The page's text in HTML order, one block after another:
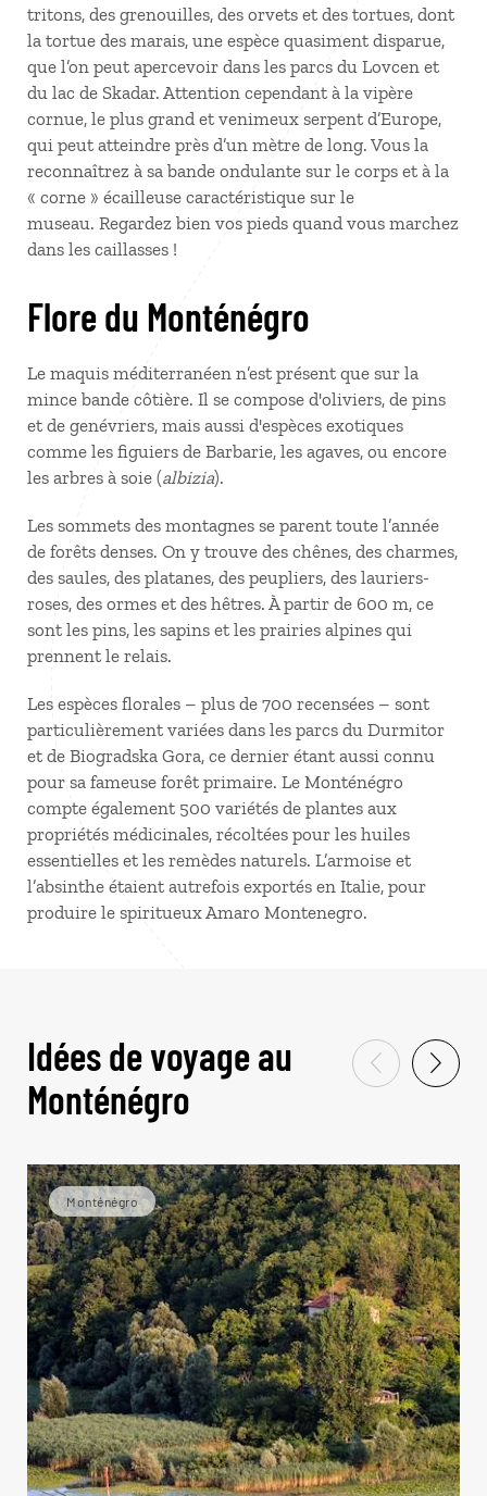
tritons, des grenouilles, des orvets et des tortues, dont
la tortue des marais, une espèce quasiment disparue,
que l’on peut apercevoir dans les parcs du Lovcen et
du lac de Skadar. Attention cependant à la vipère
cornue, le plus grand et venimeux serpent d’Europe,
qui peut atteindre près d’un mètre de long. Vous la
reconnaîtrez à sa bande ondulante sur le corps et à la
« corne » écailleuse caractéristique sur le
museau. Regardez bien vos pieds quand vous marchez
dans les caillasses !
Flore du Monténégro
Le maquis méditerranéen n’est présent que sur la
mince bande côtière. Il se compose d'oliviers, de pins
et de genévriers, mais aussi d'espèces exotiques
comme les figuiers de Barbarie, les agaves, ou encore
les arbres à soie (albizia).
Les sommets des montagnes se parent toute l’année
de forêts denses. On y trouve des chênes, des charmes,
des saules, des platanes, des peupliers, des lauriers-
roses, des ormes et des hêtres. À partir de 600 m, ce
sont les pins, les sapins et les prairies alpines qui
prennent le relais.
Les espèces florales – plus de 700 recensées – sont
particulièrement variées dans les parcs du Durmitor
et de Biogradska Gora, ce dernier étant aussi connu
pour sa fameuse forêt primaire. Le Monténégro
compte également 500 variétés de plantes aux
propriétés médicinales, récoltées pour les huiles
essentielles et les remèdes naturels. L’armoise et
l’absinthe étaient autrefois exportés en Italie, pour
produire le spiritueux Amaro Montenegro.
Idées de voyage au
Monténégro
Monténégro